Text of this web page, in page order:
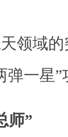
域的
弹一星
师”